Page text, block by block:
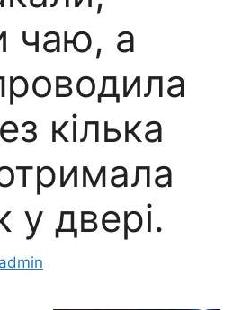
чаю, а
кілька
у двері.
admin